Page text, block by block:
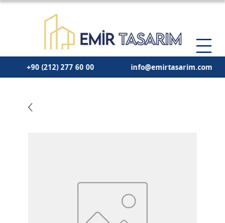
+90 (212) 277 60 00 info@emirtasarim.com